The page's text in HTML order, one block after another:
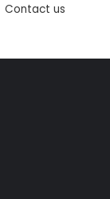
Contact us